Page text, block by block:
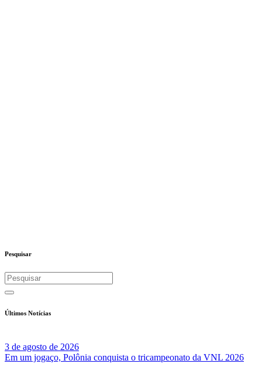
Pesquisar
Últimos Notícias
3 de agosto de 2026
Em um jogaço, Polônia conquista o tricampeonato da VNL 2026